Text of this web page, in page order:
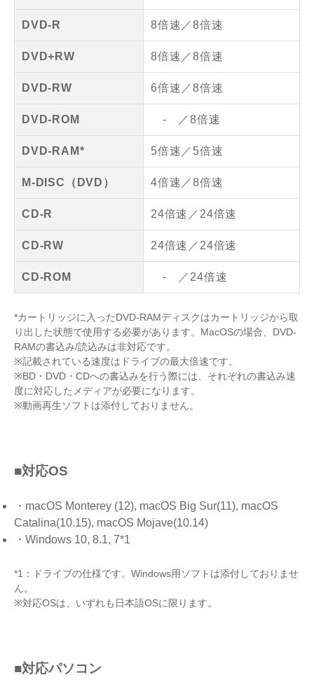
DVD-R 8倍速／8倍速
DVD+RW 8倍速／8倍速
DVD-RW 6倍速／8倍速
DVD-ROM - ／8倍速
DVD-RAM* 5倍速／5倍速
M-DISC（DVD） 4倍速／8倍速
CD-R 24倍速／24倍速
CD-RW 24倍速／24倍速
CD-ROM - ／24倍速
*カートリッジに入ったDVD-RAMディスクはカートリッジから取
り出した状態で使用する必要があります。MacOSの場合、DVD-
RAMの書込み/読込みは非対応です。
※記載されている速度はドライブの最大倍速です。
※BD・DVD・CDへの書込みを行う際には、それぞれの書込み速
度に対応したメディアが必要になります。
※動画再生ソフトは添付しておりません。
■対応OS
・macOS Monterey (12), macOS Big Sur(11), macOS
Catalina(10.15), macOS Mojave(10.14)
・Windows 10, 8.1, 7*1
*1：ドライブの仕様です。Windows用ソフトは添付しておりませ
ん。
※対応OSは、いずれも日本語OSに限ります。
■対応パソコン